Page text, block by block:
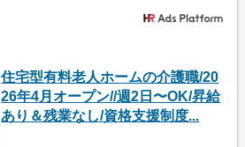
住宅型有料老人ホームの介護職/20
26年4月オープン//週2日〜OK/昇給
あり＆残業なし/資格支援制度...